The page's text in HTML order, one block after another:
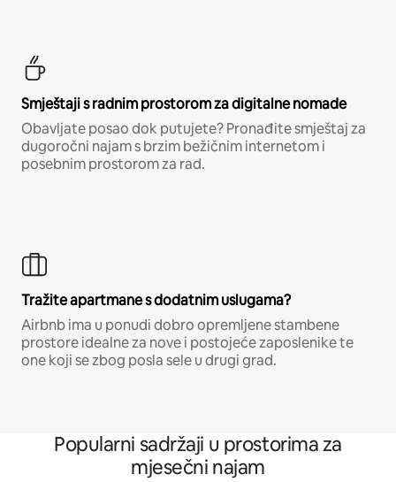
Smještaji s radnim prostorom za digitalne nomade
Obavljate posao dok putujete? Pronađite smještaj za
dugoročni najam s brzim bežičnim internetom i
posebnim prostorom za rad.
Tražite apartmane s dodatnim uslugama?
Airbnb ima u ponudi dobro opremljene stambene
prostore idealne za nove i postojeće zaposlenike te
one koji se zbog posla sele u drugi grad.
Popularni sadržaji u prostorima za
mjesečni najam